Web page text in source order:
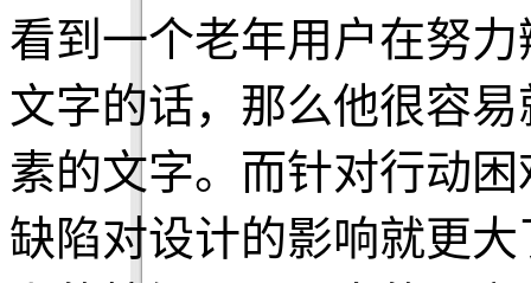
看到一个老年用户在努力
文字的话，那么他很容
素的文字。而针对行动
缺陷对设计的影响就更